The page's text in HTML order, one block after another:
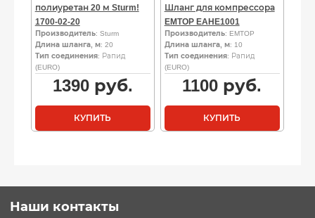
полиуретан 20 м Sturm!
1700-02-20
Производитель: Sturm
Длина шланга, м: 20
Тип соединения: Рапид
(EURO)
1390руб.
КУПИТЬ
Шланг для компрессора
EMTOP EAHE1001
Производитель: EMTOP
Длина шланга, м: 10
Тип соединения: Рапид
(EURO)
1100 руб.
КУПИТЬ
Наши контакты